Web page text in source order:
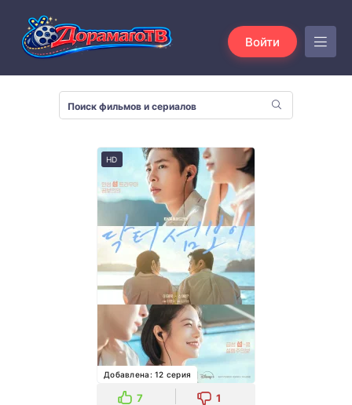
Войти
HD
Добавлена: 12 серия
7 1